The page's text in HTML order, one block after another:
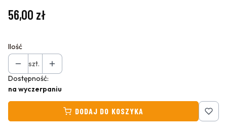
Cena
56,00 zł
Ilość
szt.
Dostępność:
na wyczerpaniu
DODAJ DO KOSZYKA